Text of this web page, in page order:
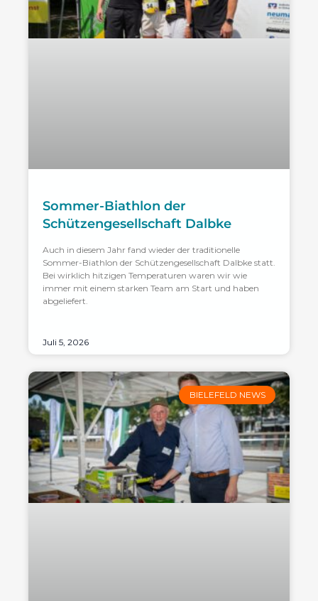
Sommer-Biathlon der
Schützengesellschaft Dalbke
Auch in diesem Jahr fand wieder der traditionelle
Sommer-Biathlon der Schützengesellschaft Dalbke statt.
Bei wirklich hitzigen Temperaturen waren wir wie
immer mit einem starken Team am Start und haben
abgeliefert.
Juli 5, 2026
BIELEFELD NEWS